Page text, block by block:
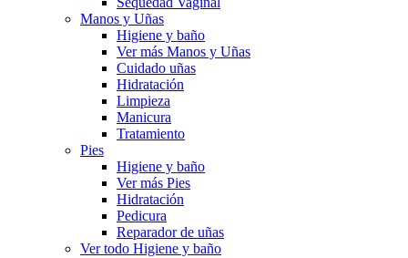
Manos y Uñas
Higiene y baño
Ver más Manos y Uñas
Cuidado uñas
Hidratación
Limpieza
Manicura
Tratamiento
Pies
Higiene y baño
Ver más Pies
Hidratación
Pedicura
Reparador de uñas
Ver todo Higiene y baño